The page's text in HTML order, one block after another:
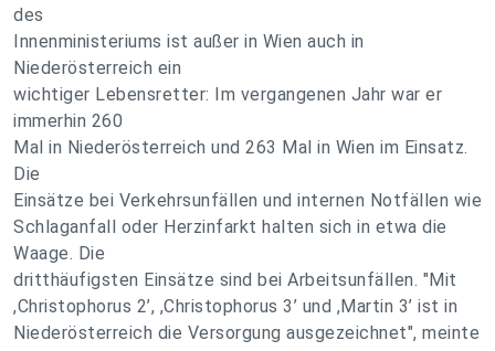
des
Innenministeriums ist außer in Wien auch in
Niederösterreich ein
wichtiger Lebensretter: Im vergangenen Jahr war er
immerhin 260
Mal in Niederösterreich und 263 Mal in Wien im Einsatz.
Die
Einsätze bei Verkehrsunfällen und internen Notfällen wie
Schlaganfall oder Herzinfarkt halten sich in etwa die
Waage. Die
dritthäufigsten Einsätze sind bei Arbeitsunfällen. "Mit
,Christophorus 2’, ,Christophorus 3’ und ,Martin 3’ ist in
Niederösterreich die Versorgung ausgezeichnet", meinte